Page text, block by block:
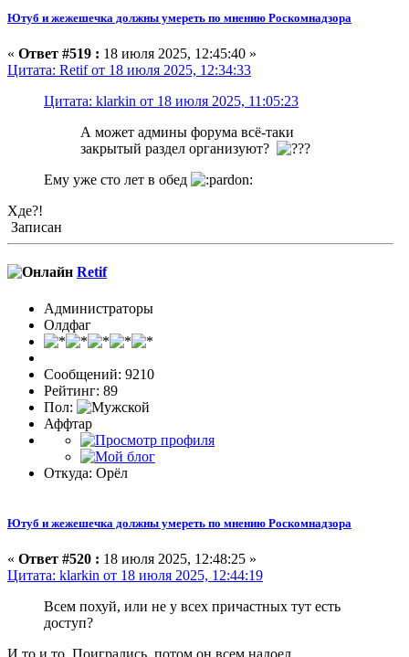
Ютуб и жежешечка должны умереть по мнению Роскомнадзора
« Ответ #519 : 18 июля 2025, 12:45:40 »
Цитата: Retif от 18 июля 2025, 12:34:33
Цитата: klarkin от 18 июля 2025, 11:05:23
А может админы форума всё-таки
закрытый раздел организуют?
Ему уже сто лет в обед
Хде?!
Записан
Retif
Администраторы
Олдфаг
Сообщений: 9210
Рейтинг: 89
Пол:
Аффтар
Откуда: Орёл
Ютуб и жежешечка должны умереть по мнению Роскомнадзора
« Ответ #520 : 18 июля 2025, 12:48:25 »
Цитата: klarkin от 18 июля 2025, 12:44:19
Всем похуй, или не у всех причастных тут есть
доступ?
И то и то. Поигрались, потом он всем надоел.